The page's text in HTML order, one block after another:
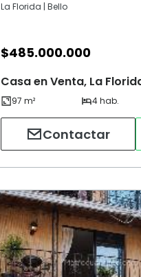
La Florida | Bello
$485.000.000
Casa en Venta, La
Contactar